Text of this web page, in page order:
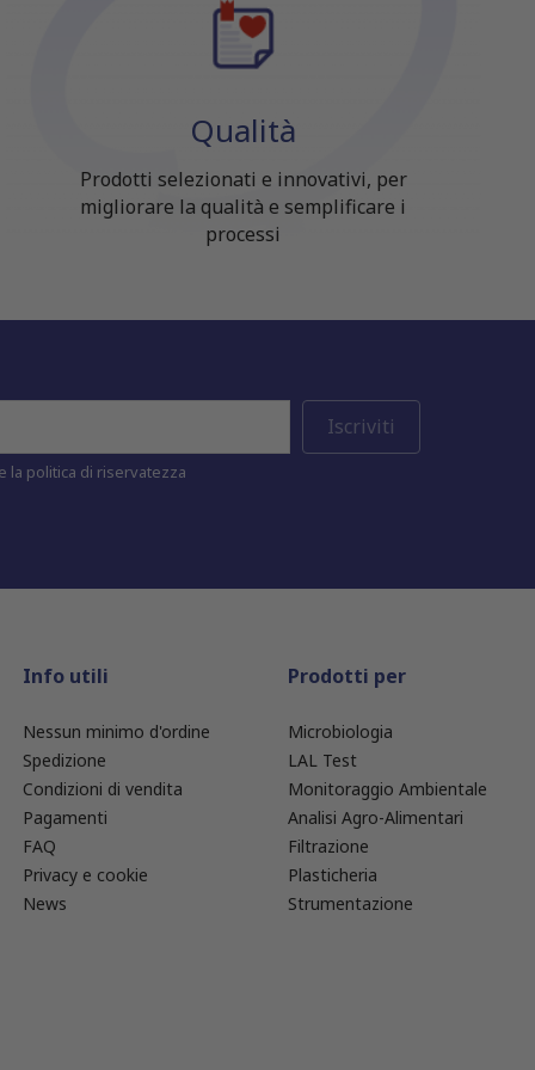
Qualità
Prodotti selezionati e innovativi, per
migliorare la qualità e semplificare i
processi
la politica di riservatezza
Info utili
Nessun minimo d'ordine
Spedizione
Condizioni di vendita
Pagamenti
FAQ
Privacy e cookie
News
Prodotti per
Microbiologia
LAL Test
Monitoraggio Ambientale
Analisi Agro-Alimentari
Filtrazione
Plasticheria
Strumentazione